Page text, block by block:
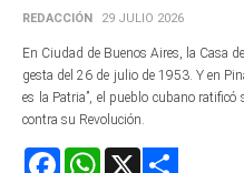
REDACCIÓN 29 JULIO 2026
En Ciudad de Buenos Aires, la Casa
gesta del 26 de julio de 1953. Y en
es la Patria”, el pueblo cubano
contra su Revolución.
FacebookWhatsApp